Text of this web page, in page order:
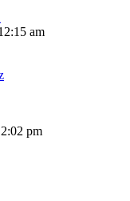
am
pm